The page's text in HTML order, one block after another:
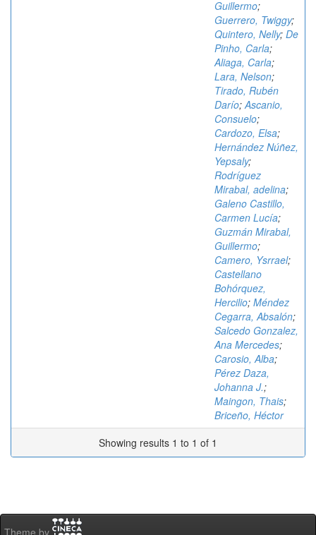
Guillermo;
Guerrero, Twiggy;
Quintero, Nelly; De
Pinho, Carla;
Aliaga, Carla;
Lara, Nelson;
Tirado, Rubén
Darío;Ascanio,
Consuelo;
Cardozo, Elsa;
Hernández Núñez,
Yepsaly;
Rodríguez
Mirabal, adelina;
Galeno Castillo,
Carmen Lucía;
Guzmán Mirabal,
Guillermo;
Camero, Ysrrael;
Castellano
Bohórquez,
Hercilio; Méndez
Cegarra, Absalón;
Salcedo Gonzalez,
Ana Mercedes;
Carosio, Alba;
Pérez Daza,
Johanna J.;
Maingon, Thais;
Briceño, Héctor
Showing results 1 to 1 of 1